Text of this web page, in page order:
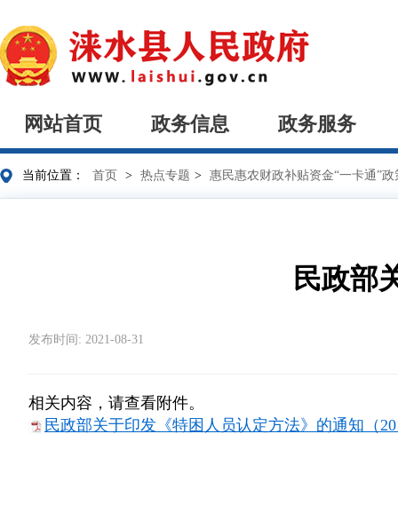
网站首页 政务信息 政务服务
当前位置： 首页 > 热点专题 > 惠民惠农财政补贴资金“一卡通”政
民政部
发布时间: 2021-08-31
相关内容，请查看附件。
民政部关于印发《特困人员认定方法》的通知（